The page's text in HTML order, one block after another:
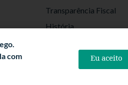
Transparência Fiscal
História
Politica de Privacidade
com
Eu aceito